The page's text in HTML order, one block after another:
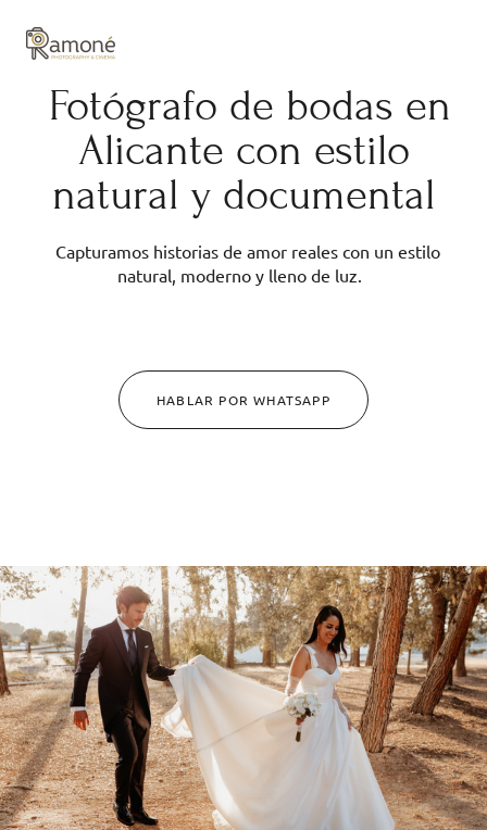
Fotógrafo de bodas en
Alicante con estilo
natural y documental
Capturamos historias de amor reales con un estilo
natural, moderno y lleno de luz.
HABLAR POR WHATSAPP